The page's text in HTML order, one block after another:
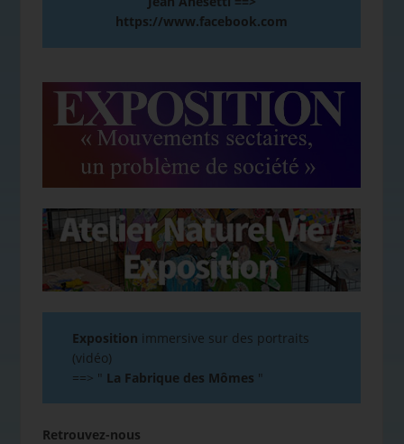
https://www.facebook.com
Exposition immersive sur des portraits
(vidéo)
==> " La Fabrique des Mômes "
Retrouvez-nous